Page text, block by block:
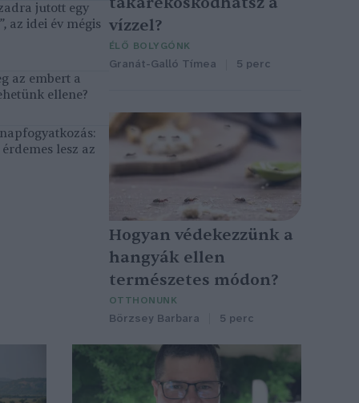
jutott egy
az idei év mégis
az embert a
ellene?
lesz az
vízzel?
ÉLŐ BOLYGÓNK
Granát-Galló Tímea 5 perc
Hogyan védekezzünk a
hangyák ellen
természetes módon?
OTTHONUNK
Börzsey Barbara 5 perc